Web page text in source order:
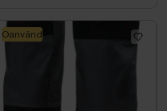
Oanvänd